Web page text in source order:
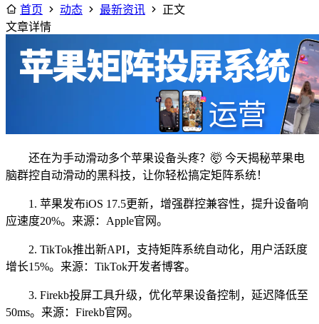
首页
动态 最新资讯
正文
文章详情
还在为手动滑动多个苹果设备头疼？🤯 今天揭秘苹果电
脑群控自动滑动的黑科技，让你轻松搞定矩阵系统！
1. 苹果发布iOS 17.5更新，增强群控兼容性，提升设备响
应速度20%。来源：Apple官网。
2. TikTok推出新API，支持矩阵系统自动化，用户活跃度
增长15%。来源：TikTok开发者博客。
3. Firekb投屏工具升级，优化苹果设备控制，延迟降低至
50ms。来源：Firekb官网。